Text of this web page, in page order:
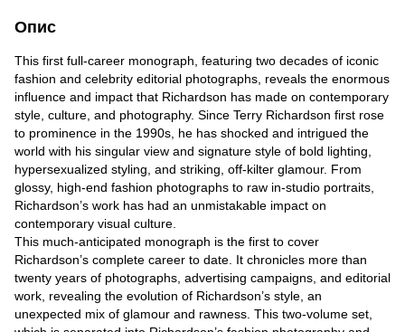
Опис
This first full-career monograph, featuring two decades of iconic
fashion and celebrity editorial photographs, reveals the enormous
influence and impact that Richardson has made on contemporary
style, culture, and photography. Since Terry Richardson first rose
to prominence in the 1990s, he has shocked and intrigued the
world with his singular view and signature style of bold lighting,
hypersexualized styling, and striking, off-kilter glamour. From
glossy, high-end fashion photographs to raw in-studio portraits,
Richardson’s work has had an unmistakable impact on
contemporary visual culture.
This much-anticipated monograph is the first to cover
Richardson’s complete career to date. It chronicles more than
twenty years of photographs, advertising campaigns, and editorial
work, revealing the evolution of Richardson’s style, an
unexpected mix of glamour and rawness. This two-volume set,